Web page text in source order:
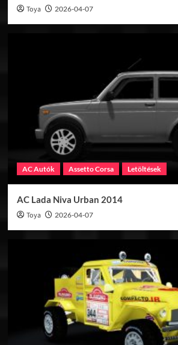
5
Toya 2026-04-07
AC Autók Assetto Corsa Letöltések
AC Lada Niva Urban 2014
Toya 2026-04-07